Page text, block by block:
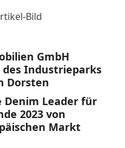
GmbH
Industrieparks
Dorsten
Denim Leader für
2023 von
Markt